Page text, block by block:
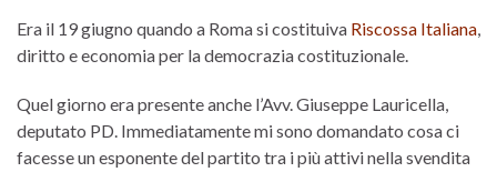
Era il 19 giugno quando a Roma si costituiva Riscossa Italiana,
diritto e economia per la democrazia costituzionale.
Quel giorno era presente anche l’Avv. Giuseppe Lauricella,
deputato PD. Immediatamente mi sono domandato cosa ci
facesse un esponente del partito tra i più attivi nella svendita